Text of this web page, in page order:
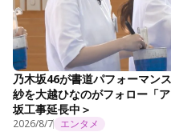
乃木坂46が書道パフォーマン
紗を大越ひなのがフォロー「
坂工事延長中＞
2026/8/7 エンタメ